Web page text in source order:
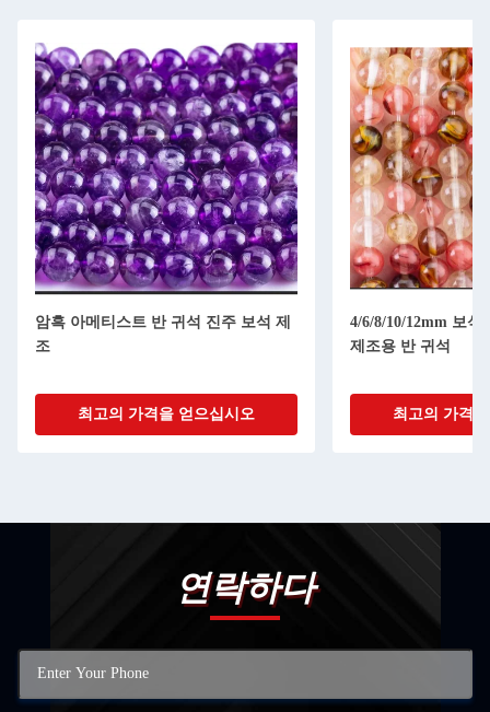
암흑 아메티스트 반 귀석 진주 보석 제
조
최고의 가격을 얻으십시오
4/6/8/10/12mm 보석
제조용 반 귀석
최고의 가격
연락하다